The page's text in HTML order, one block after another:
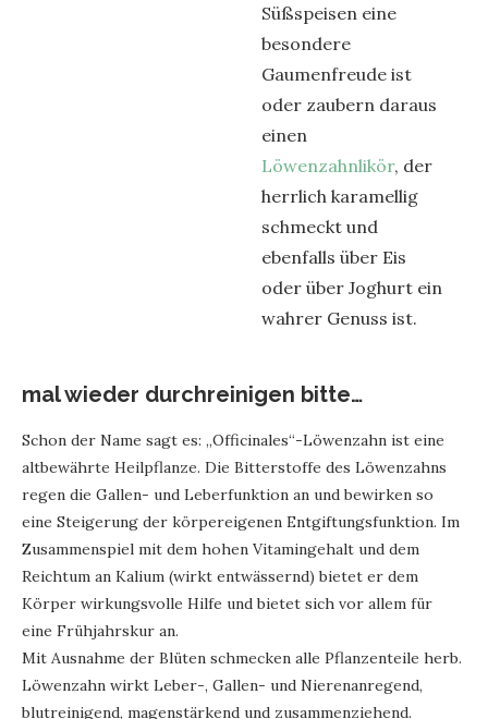
Süßspeisen eine
besondere
Gaumenfreude ist
oder zaubern daraus
einen
Löwenzahnlikör, der
herrlich karamellig
schmeckt und
ebenfalls über Eis
oder über Joghurt ein
wahrer Genuss ist.
mal wieder durchreinigen bitte…
Schon der Name sagt es: „Officinales“-Löwenzahn ist eine
altbewährte Heilpflanze. Die Bitterstoffe des Löwenzahns
regen die Gallen- und Leberfunktion an und bewirken so
eine Steigerung der körpereigenen Entgiftungsfunktion. Im
Zusammenspiel mit dem hohen Vitamingehalt und dem
Reichtum an Kalium (wirkt entwässernd) bietet er dem
Körper wirkungsvolle Hilfe und bietet sich vor allem für
eine Frühjahrskur an.
Mit Ausnahme der Blüten schmecken alle Pflanzenteile herb.
Löwenzahn wirkt Leber-, Gallen- und Nierenanregend,
blutreinigend, magenstärkend und zusammenziehend.